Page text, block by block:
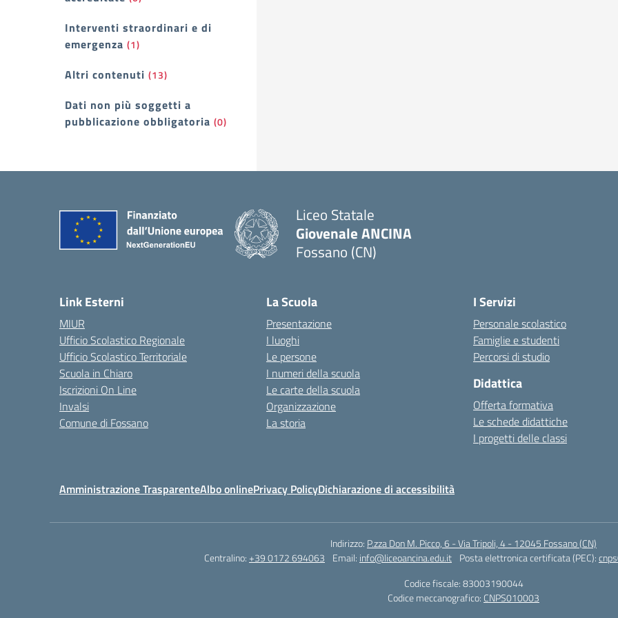
Interventi straordinari e di
emergenza (1)
Altri contenuti (13)
Dati non più soggetti a
pubblicazione obbligatoria (0)
Liceo Statale
Giovenale ANCINA
Fossano (CN)
Link Esterni
MIUR
Ufficio Scolastico Regionale
Ufficio Scolastico Territoriale
Scuola in Chiaro
Iscrizioni On Line
Invalsi
Comune di Fossano
La Scuola
Presentazione
I luoghi
Le persone
I numeri della scuola
Le carte della scuola
Organizzazione
La storia
I Servizi
Personale scolastico
Famiglie e studenti
Percorsi di studio
Didattica
Offerta formativa
Le schede didattiche
I progetti delle classi
Amministrazione TrasparenteAlbo onlinePrivacy PolicyDichiarazione di accessibilità
Indirizzo: P.zza Don M. Picco, 6 - Via Tripoli, 4 - 12045 Fossano (CN)
Centralino:+39 0172 694063 Email: info@liceoancina.edu.it Posta elettronica certificata (PEC):
Codice fiscale: 83003190044
Codice meccanografico: CNPS010003